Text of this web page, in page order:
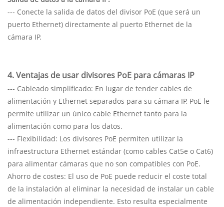
--- Conecte la salida de datos del divisor PoE (que será un
puerto Ethernet) directamente al puerto Ethernet de la
cámara IP.
4. Ventajas de usar divisores PoE para cámaras IP
--- Cableado simplificado: En lugar de tender cables de
alimentación y Ethernet separados para su cámara IP, PoE le
permite utilizar un único cable Ethernet tanto para la
alimentación como para los datos.
--- Flexibilidad: Los divisores PoE permiten utilizar la
infraestructura Ethernet estándar (como cables Cat5e o Cat6)
para alimentar cámaras que no son compatibles con PoE.
Ahorro de costes: El uso de PoE puede reducir el coste total
de la instalación al eliminar la necesidad de instalar un cable
de alimentación independiente. Esto resulta especialmente